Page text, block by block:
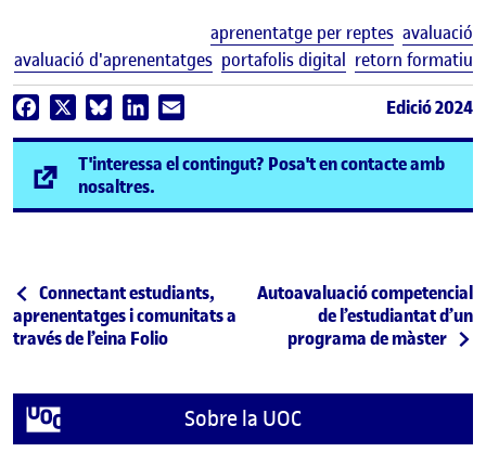
aprenentatge per reptes avaluació
avaluació d'aprenentatges portafolis digital retorn formatiu
Facebook BlueskyLinkedIn Edició 2024
T'interessa el contingut? Posa't en contacte amb
nosaltres.
Navegació d'entrades
Entrada anterior
Connectant estudiants,
aprenentatges i comunitats a
través de l’eina Folio
Entrada següent
Autoavaluació competencial
de l’estudiantat d’un
programa de màster
Sobre la UOC